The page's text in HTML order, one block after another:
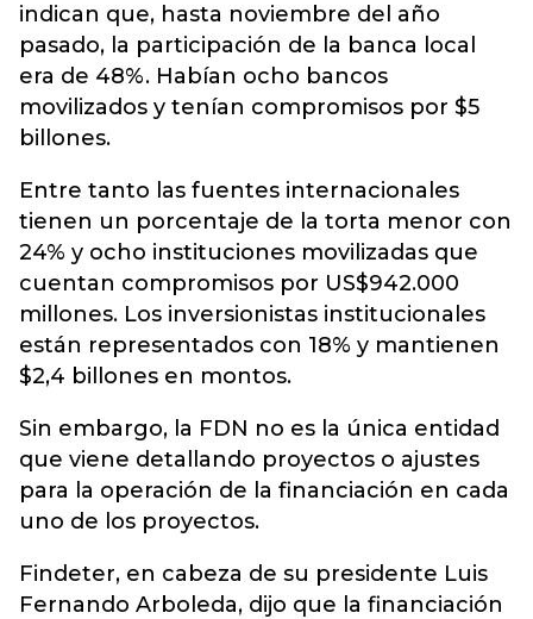
indican que, hasta noviembre del año
pasado, la participación de la banca local
era de 48%. Habían ocho bancos
movilizados y tenían compromisos por $5
billones.
Entre tanto las fuentes internacionales
tienen un porcentaje de la torta menor con
24% y ocho instituciones movilizadas que
cuentan compromisos por US$942.000
millones. Los inversionistas institucionales
están representados con 18% y mantienen
$2,4 billones en montos.
Sin embargo, la FDN no es la única entidad
que viene detallando proyectos o ajustes
para la operación de la financiación en cada
uno de los proyectos.
Findeter, en cabeza de su presidente Luis
Fernando Arboleda, dijo que la financiación